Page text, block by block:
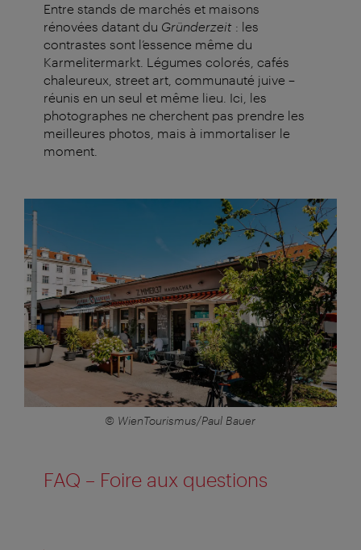
Entre stands de marchés et maisons
rénovées datant du Gründerzeit: les
contrastes sont l’essence même du
Karmelitermarkt. Légumes colorés, cafés
chaleureux, street art, communauté juive –
réunis en un seul et même lieu. Ici, les
photographes ne cherchent pas prendre les
meilleures photos, mais à immortaliser le
moment.
© WienTourismus/Paul Bauer
FAQ – Foire aux questions